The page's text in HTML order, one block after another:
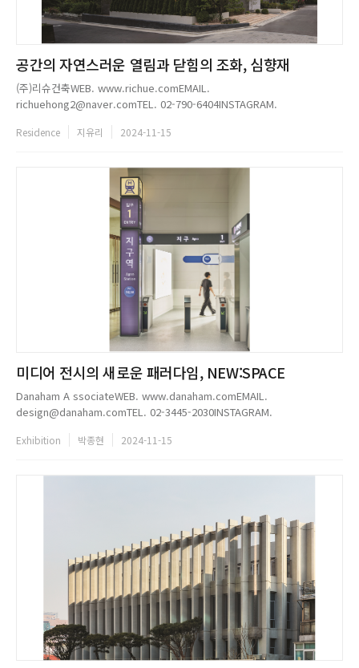
공간의 자연스러운 열림과 닫힘의 조화, 심향재
(주)리슈건축WEB. www.richue.comEMAIL.
richuehong2@naver.comTEL. 02-790-6404INSTAGRAM.
Residence 지유리 2024-11-15
미디어 전시의 새로운 패러다임, NEW:SPACE
Danaham A ssociateWEB. www.danaham.comEMAIL.
design@danaham.comTEL. 02-3445-2030INSTAGRAM.
Exhibition 박종현 2024-11-15